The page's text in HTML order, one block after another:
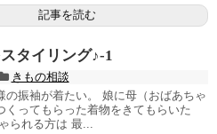
記事を読む
タイリング♪-1
きもの相談
の振袖が着たい。 娘に母（おばあちゃ
くってもらった着物をきてもらいた
られる方は 最...